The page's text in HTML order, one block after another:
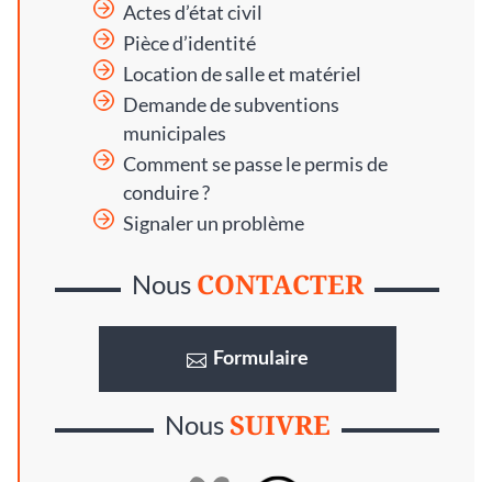
Actes d’état civil
Pièce d’identité
Location de salle et matériel
Demande de subventions
municipales
Comment se passe le permis de
conduire ?
Signaler un problème
Nous CONTACTER
Formulaire
NousSUIVRE